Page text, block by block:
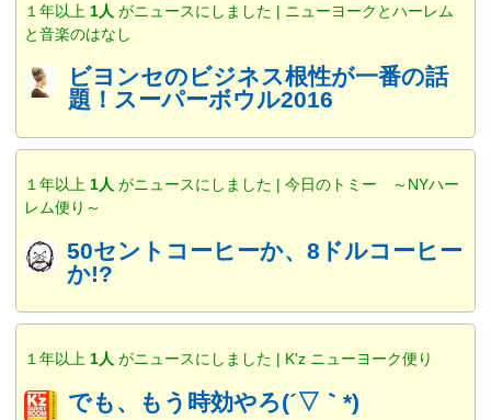
１年以上 1人 がニュースにしました | ニューヨークとハーレム
と音楽のはなし
ビヨンセのビジネス根性が一番の話
題！スーパーボウル2016
１年以上 1人 がニュースにしました | 今日のトミー ～NYハー
レム便り～
50セントコーヒーか、8ドルコーヒー
か!?
１年以上 1人 がニュースにしました | K'z ニューヨーク便り
でも、もう時効やろ(´▽｀*)